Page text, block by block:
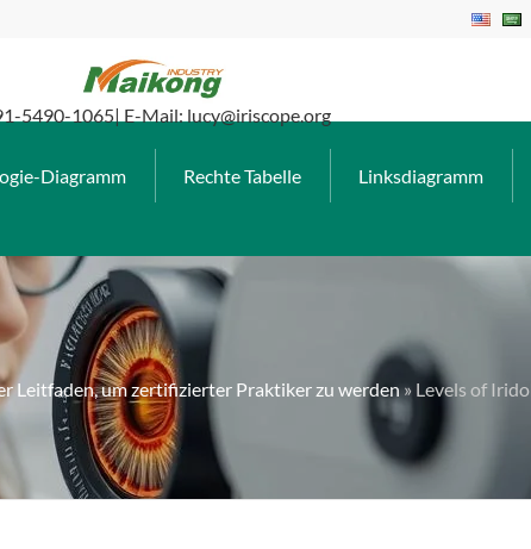
5490-1065| E-Mail: lucy@iriscope.org
Diagramm Rechte Tabelle Linksdiagramm
Leitfaden, um zertifizierter Praktiker zu werden» Levels of